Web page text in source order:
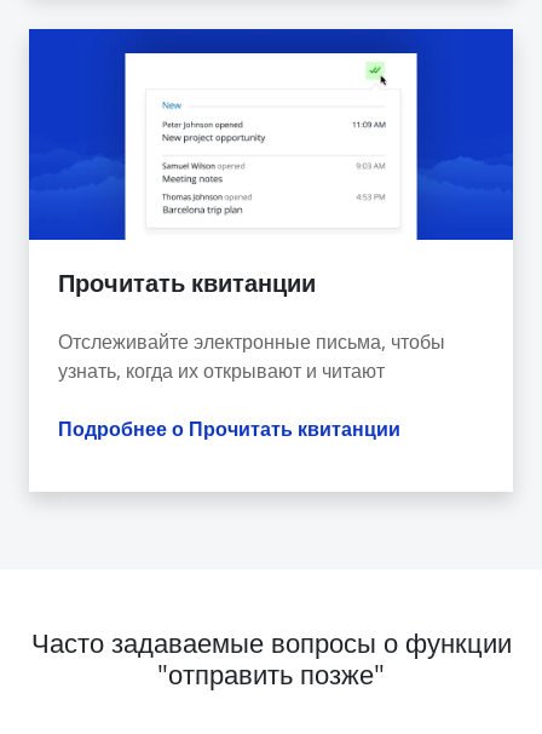
Прочитать квитанции
Отслеживайте электронные письма, чтобы
узнать, когда их открывают и читают
Подробнее о Прочитать квитанции
Часто задаваемые вопросы о функции
"отправить позже"